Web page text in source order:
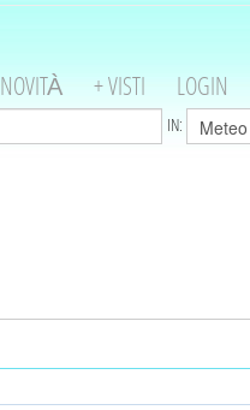
NOVITÀ + VISTI LOGIN
IN: